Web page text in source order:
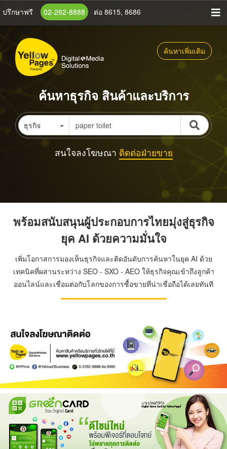
ข้าม
เนื้อหา
หลัก
ปรึกษาฟรี 02-262-8888 ต่อ 8615, 8686
ค้นหาเพิ่มเติม
ค้นหาธุรกิจ สินค้าและบริการ
ธุรกิจ
สนใจลงโฆษณา ติดต่อฝ่ายขาย
พร้อมสนับสนุนผู้ประกอบการไทยมุ่งสู่ธุรกิจ
ยุค AI ด้วยความมั่นใจ
เพิ่มโอกาสการมองเห็นธุรกิจและติดอันดับการค้นหาในยุค AI ด้วย
เทคนิคที่ผสานระหว่าง SEO - SXO - AEO ให้ธุรกิจคุณเข้าถึงลูกค้า
ออนไลน์และเชื่อมต่อกับโลกของการซื้อขายที่น่าเชื่อถือได้เลยทันที